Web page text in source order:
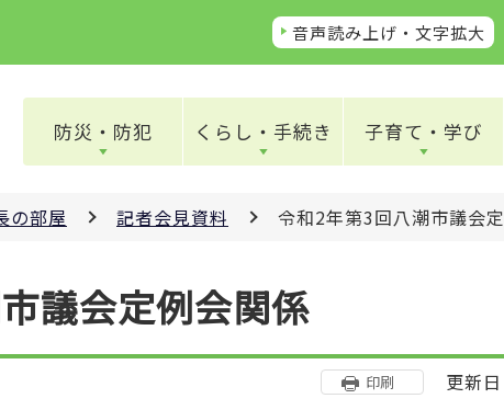
音声読み上げ・文字拡大
防災・防犯 くらし・手続き 子育て・学び
の部屋 記者会見資料 令和2年第3回八潮市議会
議会定例会関係
印刷
更新